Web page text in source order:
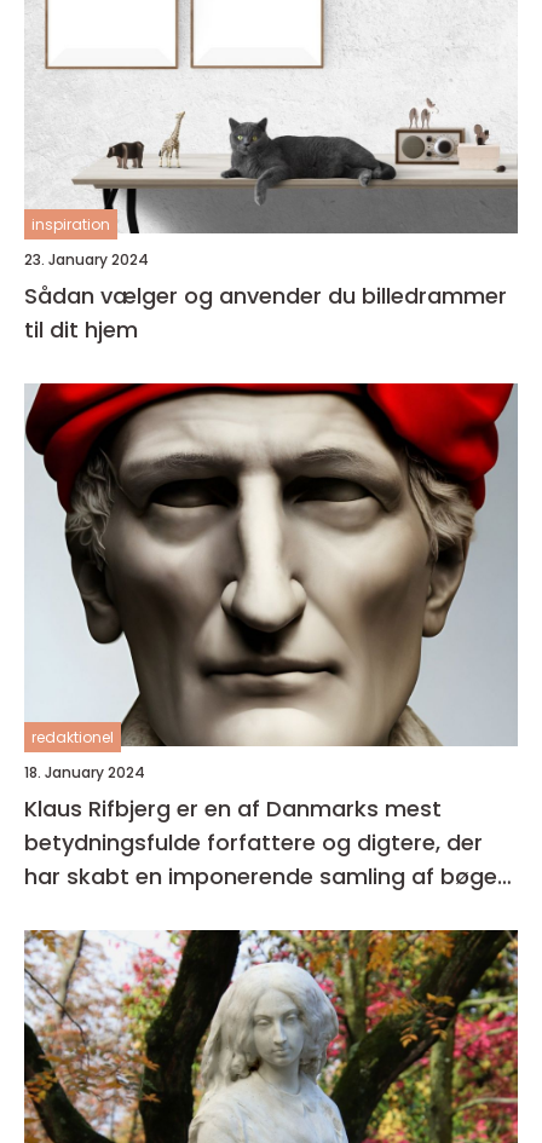
inspiration
23. January 2024
Sådan vælger og anvender du billedrammer
til dit hjem
redaktionel
18. January 2024
Klaus Rifbjerg er en af Danmarks mest
betydningsfulde forfattere og digtere, der
har skabt en imponerende samling af bøger i